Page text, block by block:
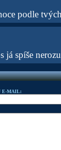
podle
já spíše
E-MAIL: